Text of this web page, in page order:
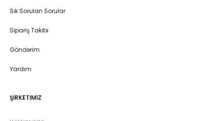
Sık Sorulan Sorular
Sipariş Takibi
Gönderim
Yardım
ŞIRKETIMIZ